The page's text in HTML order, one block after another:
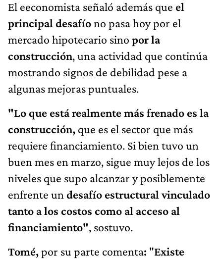
El eeconomista señaló además que el
principal desafíono pasa hoy por el
mercado hipotecario sino por la
construcción, una actividad que continúa
mostrando signos de debilidad pese a
algunas mejoras puntuales.
"Lo que está realmente más frenado es la
construcción, que es el sector que más
requiere financiamiento. Si bien tuvo un
buen mes en marzo, sigue muy lejos de los
niveles que supo alcanzar y posiblemente
enfrente un desafío estructural vinculado
tanto a los costos como al acceso al
financiamiento", sostuvo.
Tomé,por su parte comenta: "Existe